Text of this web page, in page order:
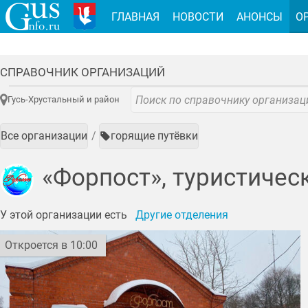
СПРАВОЧНИК ОРГАНИЗАЦИЙ
Гусь-Хрустальный и район
Все организации горящие путёвки
«Форпост»,
У этой организации есть Другие отделения
Откроется в 10:00
ГЛАВНАЯ НОВОСТИ АНОНСЫ